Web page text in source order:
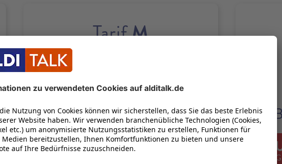
TarifM
50
Bis zu100Mbit/s21
UNENDLICH OFT